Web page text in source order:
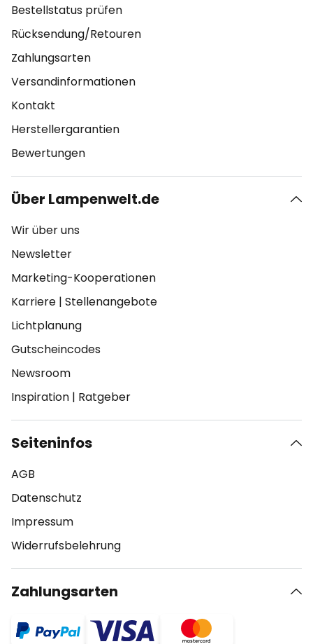
Bestellstatus prüfen
Rücksendung/Retouren
Zahlungsarten
Versandinformationen
Kontakt
Herstellergarantien
Bewertungen
Über Lampenwelt.de
Wir über uns
Newsletter
Marketing-Kooperationen
Karriere | Stellenangebote
Lichtplanung
Gutscheincodes
Newsroom
Inspiration | Ratgeber
Seiteninfos
AGB
Datenschutz
Impressum
Widerrufsbelehrung
Zahlungsarten